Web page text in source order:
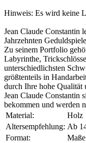
Hinweis: Es wird keine
Jean Claude Constantin
Jahrzehnten
Zu seinem Portfolio
Labyrinthe,
unterschiedlichsten
größtenteils in
durch Ihre hohe Qualität
Jean Claude Constantin
bekommen und werden
Material:
Holz
Altersempfehlung: Ab
Format: